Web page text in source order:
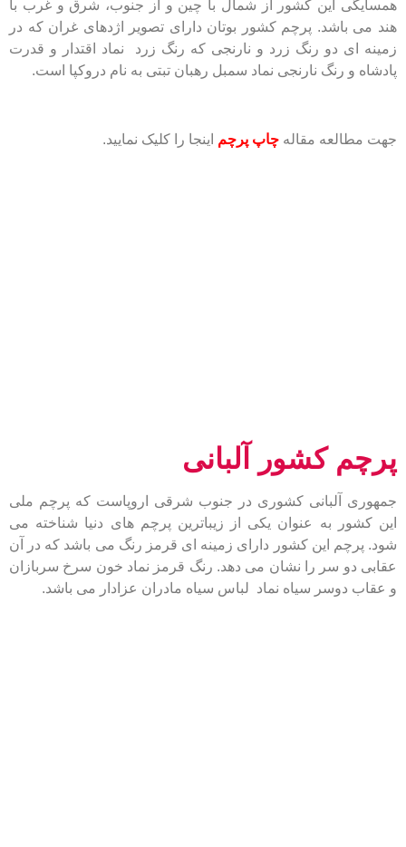
همسایگی این کشور از شمال با چین و از جنوب، شرق و غرب با
هند می باشد. پرچم کشور بوتان دارای تصویر اژدهای غران که در
زمینه ای دو رنگ زرد و نارنجی که رنگ زرد نماد اقتدار و قدرت
پادشاه و رنگ نارنجی نماد سمبل رهبان تبتی به نام دروکپا است.
جهت مطالعه مقاله چاپ پرچم اینجا را کلیک نمایید.
پرچم کشور آلبانی
جمهوری آلبانی کشوری در جنوب شرقی اروپاست که پرچم ملی
این کشور به عنوان یکی از زیباترین پرچم های دنیا شناخته می
شود. پرچم این کشور دارای زمینه ای قرمز رنگ می باشد که در آن
عقابی دو سر را نشان می دهد. رنگ قرمز نماد خون سرخ سربازان
و عقاب دوسر سیاه نماد لباس سیاه مادران عزادار می باشد.